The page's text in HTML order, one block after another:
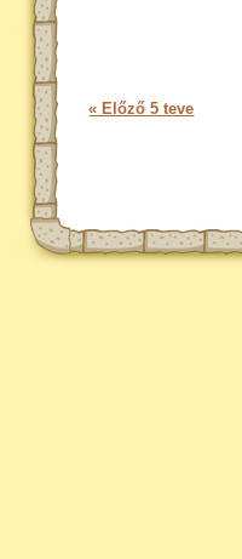
« Előző 5 teve